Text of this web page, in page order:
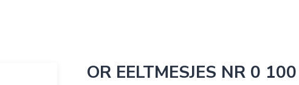
OR EELTMESJES NR 0 100